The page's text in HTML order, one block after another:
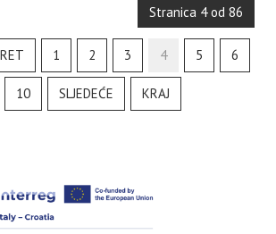
Stranica 4 od 86
1 2 3 4 5 6
10 SLJEDEĆE KRAJ